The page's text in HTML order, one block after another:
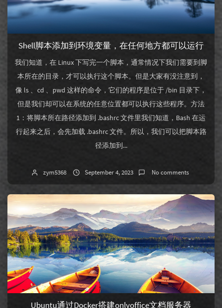
Shell脚本添加到环境变量，在任何地方都可以运行
我们知道，在 Linux 下写完一个脚本，通常情况下我们需要到脚
本所在的目录，才可以执行这个脚本。但是大家有没注意到，
像 ls 、cd 、pwd 这样的命令，它们的程序是位于 /bin 目录下，
但是我们却可以在系统的任意位置都可以执行这些程序。方法
1：将脚本所在路径添加到 .bashrc 文件里我们知道，Bash 在运
行起来之后，会先加载 .bashrc 文件。所以，我们可以把脚本路
径添加到...
zym5368 September 4, 2023 No comments
Ubuntu通过Docker搭建onlyoffice文档服务器